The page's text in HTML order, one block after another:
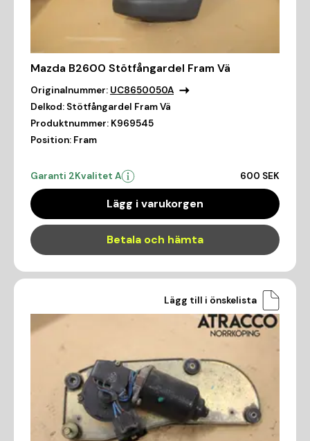
Mazda B2600 Stötfångardel Fram Vä
Originalnummer: UC8650050A
Delkod: Stötfångardel Fram Vä
Produktnummer: K969545
Position: Fram
Garanti 2Kvalitet A 600 SEK
Lägg i varukorgen
Betala och hämta
Lägg till i önskelista